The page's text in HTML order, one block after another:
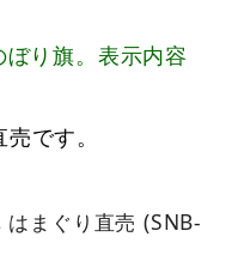
り旗。表示内容
です。
はまぐり直売 (SNB-